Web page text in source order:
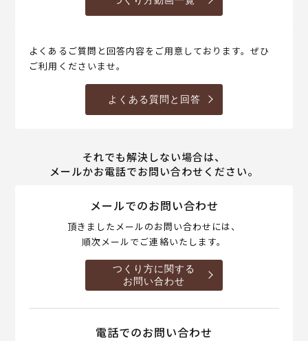
よくあるご質問と回答内容をご用意しております。ぜひ
ご利用くださいませ。
よくある質問と回答
それでも解決しない場合は、
メールかお電話でお問い合わせください。
メールでのお問い合わせ
頂きましたメールのお問い合わせには、
順次メールでご連絡いたします。
つくり方に関する
お問い合わせ
電話でのお問い合わせ